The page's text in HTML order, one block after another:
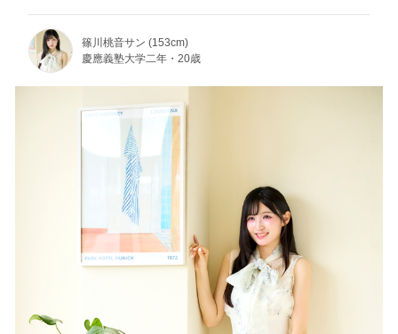
篠川桃音サン (153cm)
慶應義塾大学二年・20歳